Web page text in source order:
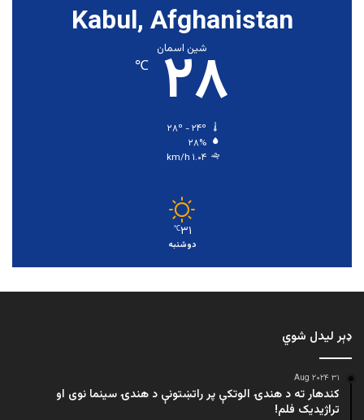
Kabul, Afghanistan
شین اسمان
۲۸ ℃
۲۸%
۱.۰۴ km/h
۳۱℃
دوشنبه
ډېر لیدل شوي
۳۱ Aug ۲۰۲۴
کندهار ته د هندۍ الوتکې پر راتښتونې د هندۍ سینما نوی او
تراژيديک فلم!